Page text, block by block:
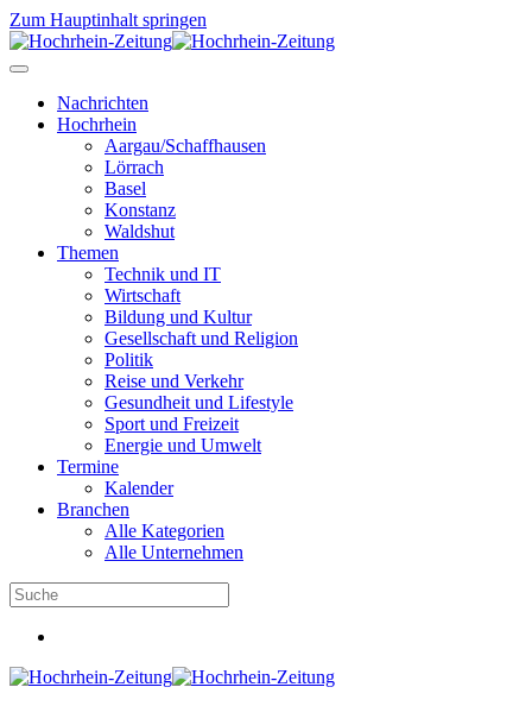
Zum Hauptinhalt springen
Nachrichten
Hochrhein
Aargau/Schaffhausen
Lörrach
Basel
Konstanz
Waldshut
Themen
Technik und IT
Wirtschaft
Bildung und Kultur
Gesellschaft und Religion
Politik
Reise und Verkehr
Gesundheit und Lifestyle
Sport und Freizeit
Energie und Umwelt
Termine
Kalender
Branchen
Alle Kategorien
Alle Unternehmen